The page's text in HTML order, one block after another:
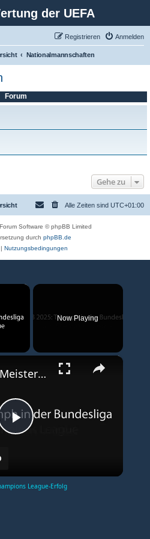
der UEFA
Anmelden
Registrieren
Nationalmannschaften
Forum
Gehe zu
Alle Zeiten sind UTC+01:00
Software © phpBB Limited
durch phpBB.de
Nutzungsbedingungen
×
Now Playing
×
P
BVB 2025: Meisterschaft und Champions League-Erfolg
League-Erfolg